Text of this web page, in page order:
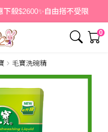
下殺$2600✨自由搭不受限
0
毛寶洗碗精